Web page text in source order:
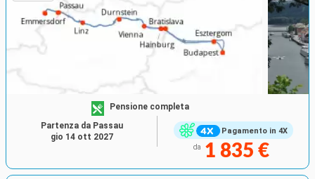
Pagamento in 4X
Pensione completa
da 1 835 €
Partenza da Passau
gio 14 ott 2027